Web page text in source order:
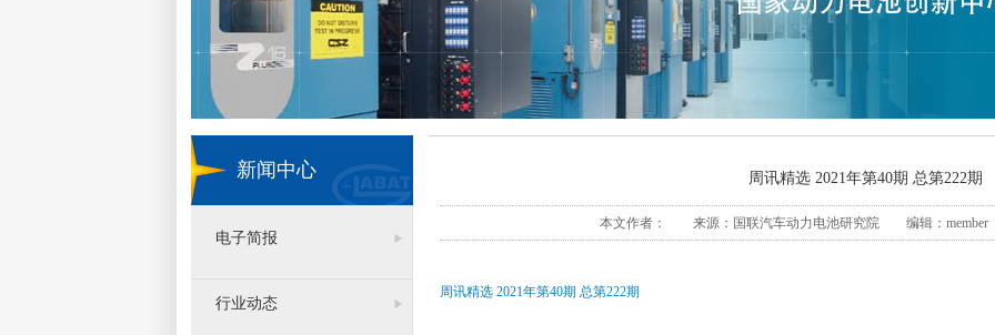
新闻中心
电子简报
行业动态
周讯精选 2021年第40期 总第222期
本文作者： 来源：国联汽车动力电池研究院 编辑：
周讯精选 2021年第40期 总第222期